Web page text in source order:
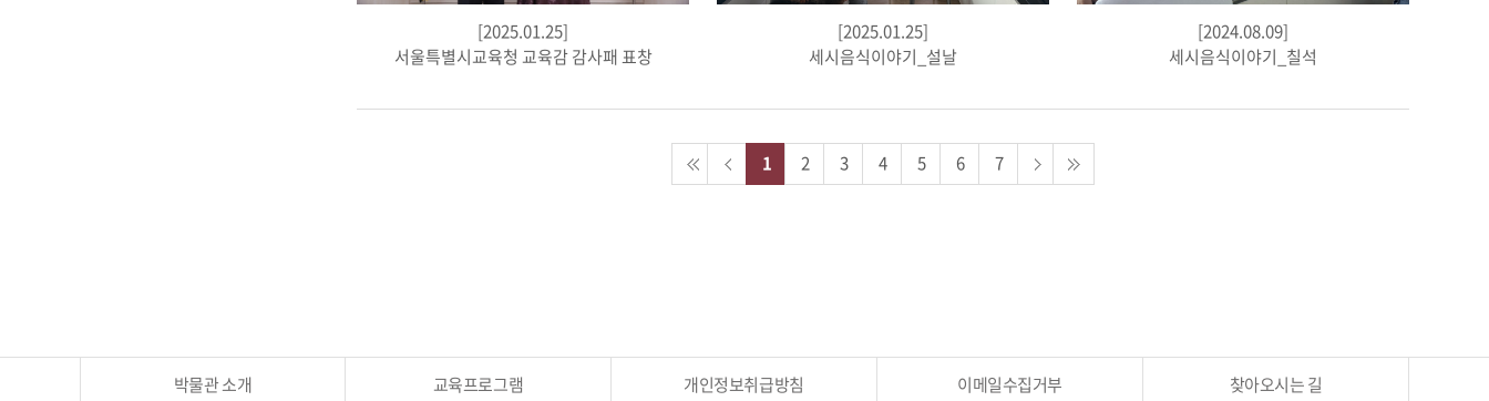
[2025.01.25]
서울특별시교육청 교육감 감사패 표창
[2025.01.25]
세시음식이야기_설날
[2024.08.09]
세시음식이야기_칠석
1 2 3 4 5 6 7
박물관 소개 교육프로그램 개인정보취급방침 이메일수집거부 찾아오시는 길